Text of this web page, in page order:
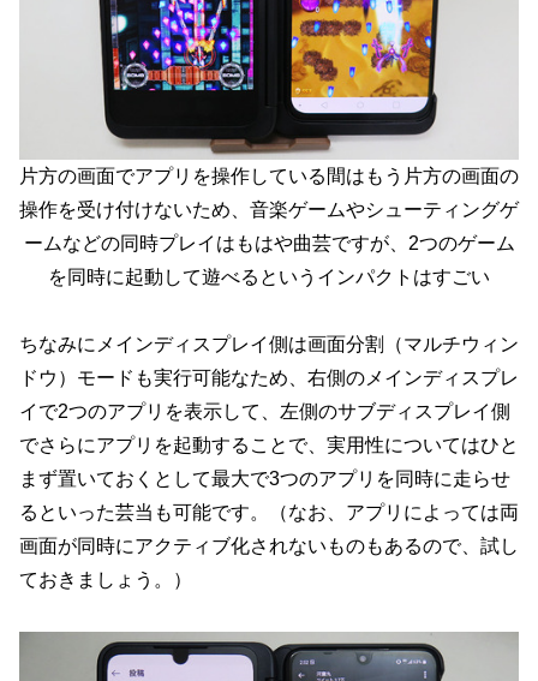
片方の画面でアプリを操作している間はもう片方の画面の
操作を受け付けないため、音楽ゲームやシューティングゲ
ームなどの同時プレイはもはや曲芸ですが、2つのゲーム
を同時に起動して遊べるというインパクトはすごい
ちなみにメインディスプレイ側は画面分割（マルチウィン
ドウ）モードも実行可能なため、右側のメインディスプレ
イで2つのアプリを表示して、左側のサブディスプレイ側
でさらにアプリを起動することで、実用性についてはひと
まず置いておくとして最大で3つのアプリを同時に走らせ
るといった芸当も可能です。（なお、アプリによっては両
画面が同時にアクティブ化されないものもあるので、試し
ておきましょう。）